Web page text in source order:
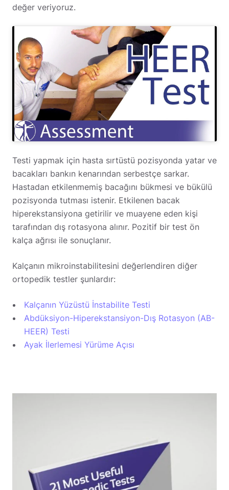
değer veriyoruz.
Testi yapmak için hasta sırtüstü pozisyonda yatar ve
bacakları bankın kenarından serbestçe sarkar.
Hastadan etkilenmemiş bacağını bükmesi ve bükülü
pozisyonda tutması istenir. Etkilenen bacak
hiperekstansiyona getirilir ve muayene eden kişi
tarafından dış rotasyona alınır. Pozitif bir test ön
kalça ağrısı ile sonuçlanır.
Kalçanın mikroinstabilitesini değerlendiren diğer
ortopedik testler şunlardır:
Kalçanın Yüzüstü İnstabilite Testi
Abdüksiyon-Hiperekstansiyon-Dış Rotasyon (AB-
HEER) Testi
Ayak İlerlemesi Yürüme Açısı